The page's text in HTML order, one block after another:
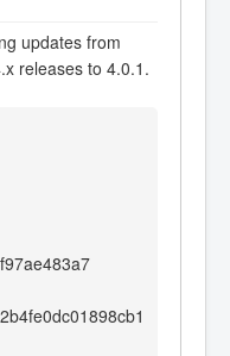
updates from
releases to 4.0.1.